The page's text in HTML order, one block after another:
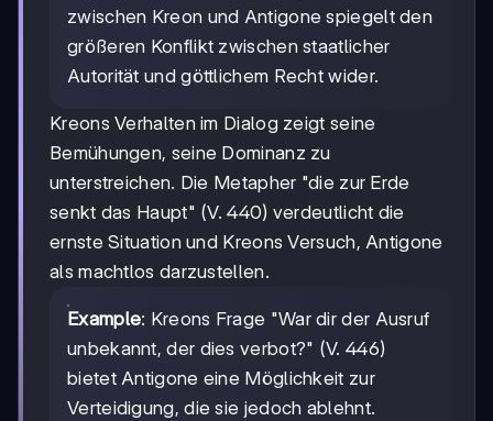
zwischen Kreon und Antigone spiegelt den
größeren Konflikt zwischen staatlicher
Autorität und göttlichem Recht wider.
Kreons Verhalten im Dialog zeigt seine
Bemühungen, seine Dominanz zu
unterstreichen. Die Metapher "die zur Erde
senkt das Haupt" (V. 440) verdeutlicht die
ernste Situation und Kreons Versuch, Antigone
als machtlos darzustellen.
Example: Kreons Frage "War dir der Ausruf
unbekannt, der dies verbot?" (V. 446)
bietet Antigone eine Möglichkeit zur
Verteidigung, die sie jedoch ablehnt.